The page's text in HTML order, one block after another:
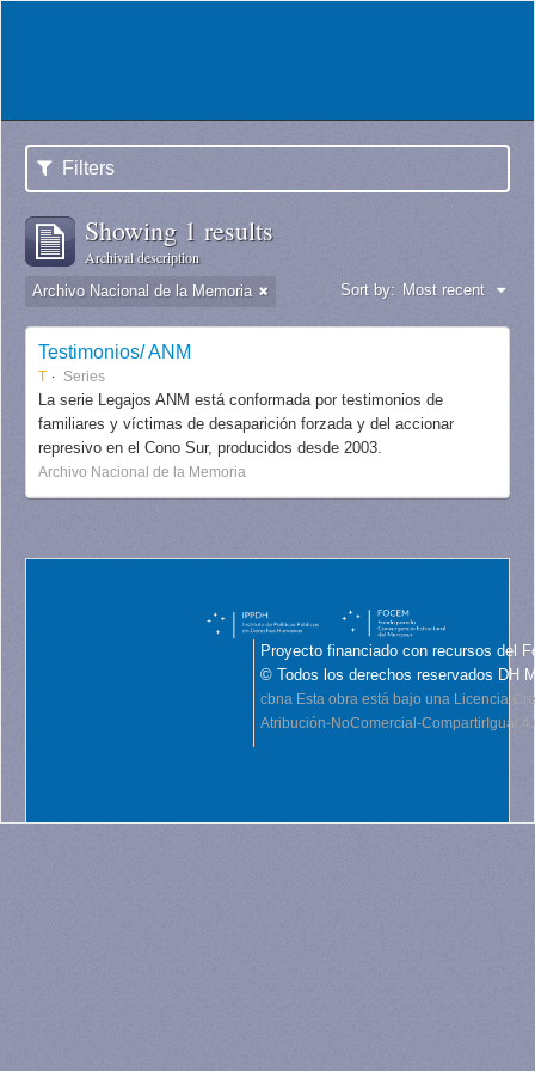
Filters
Showing 1 results
Archival description
Archivo Nacional de la Memoria Sort by: Most recent
Testimonios/ ANM
T Series
La serie Legajos ANM está conformada por testimonios de
familiares y víctimas de desaparición forzada y del accionar
represivo en el Cono Sur, producidos desde 2003.
Archivo Nacional de la Memoria
Proyecto financiado con recursos del
© Todos los derechos reservados DH
cbna Esta obra está bajo una Licencia
Atribución-NoComercial-CompartirIgual